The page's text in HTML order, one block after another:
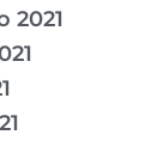
2021